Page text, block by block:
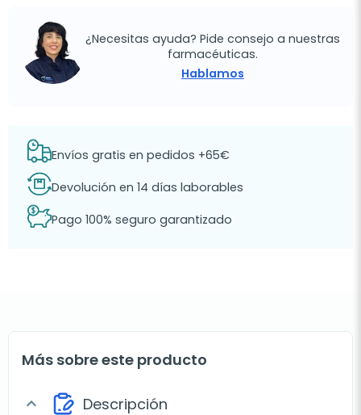
¿Necesitas ayuda? Pide consejo a nuestras
farmacéuticas.
Hablamos
Envíos gratis en pedidos +65€
Devolución en 14 días laborables
Pago 100% seguro garantizado
Más sobre este producto
expand_more Descripción